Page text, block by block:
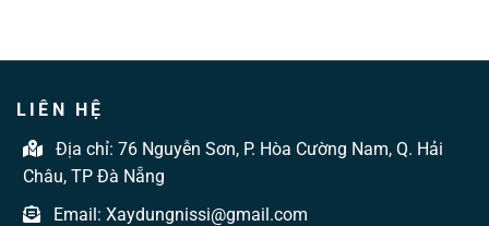
LIÊN HỆ
Địa chỉ: 76 Nguyễn Sơn, P. Hòa Cường Nam, Q. Hải
Châu, TP Đà Nẵng
Email: Xaydungnissi@gmail.com